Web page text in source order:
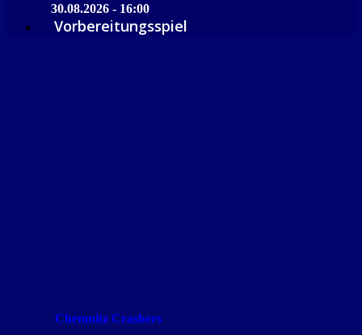
30.08.2026 - 16:00
Vorbereitungsspiel
Chemnitz Crashers